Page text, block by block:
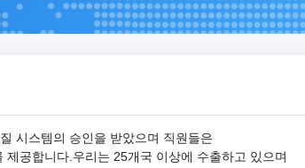
시스템의 승인을 받았으며 직원들은
공합니다.우리는 25개국 이상에 수출하고 있으며